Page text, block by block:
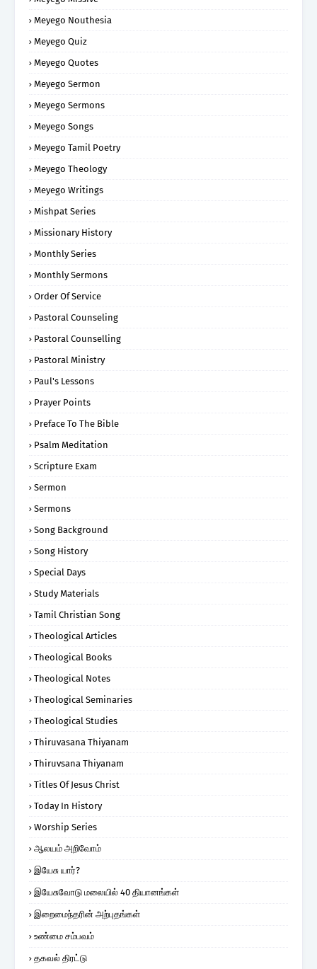
Meyego Nouthesia
Meyego Quiz
Meyego Quotes
Meyego Sermon
Meyego Sermons
Meyego Songs
Meyego Tamil Poetry
Meyego Theology
Meyego Writings
Mishpat Series
Missionary History
Monthly Series
Monthly Sermons
Order Of Service
Pastoral Counseling
Pastoral Counselling
Pastoral Ministry
Paul's Lessons
Prayer Points
Preface To The Bible
Psalm Meditation
Scripture Exam
Sermon
Sermons
Song Background
Song History
Special Days
Study Materials
Tamil Christian Song
Theological Articles
Theological Books
Theological Notes
Theological Seminaries
Theological Studies
Thiruvasana Thiyanam
Thiruvsana Thiyanam
Titles Of Jesus Christ
Today In History
Worship Series
ஆலயம் அறிவோம்
இயேசு யார்?
இயேசுவோடு மலையில் 40 தியானங்கள்
இறைமைந்தரின் அற்புதங்கள்
உண்மை சம்பவம்
தகவல் திரட்டு